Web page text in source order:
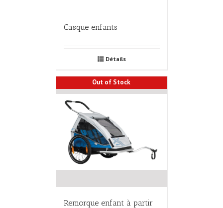
Casque enfants
Détails
Out of Stock
Remorque enfant à partir